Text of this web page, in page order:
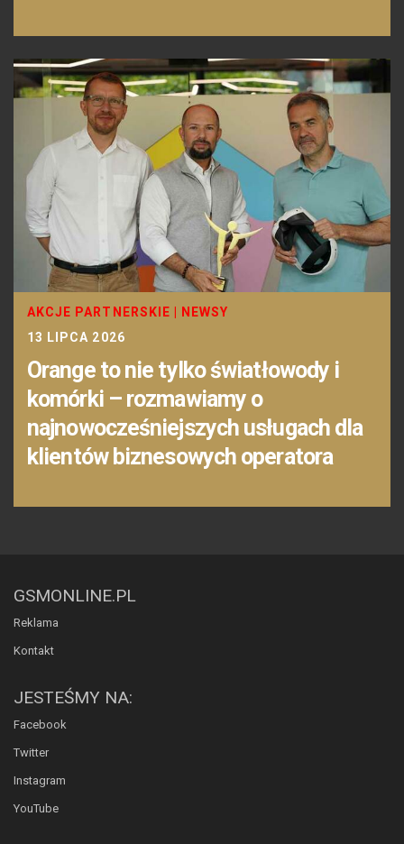
AKCJE PARTNERSKIE
NEWSY
13 LIPCA 2026
Orange to nie tylko światłowody i
komórki – rozmawiamy o
najnowocześniejszych usługach dla
klientów biznesowych operatora
GSMONLINE.PL
Reklama
Kontakt
JESTEŚMY NA:
Facebook
Twitter
Instagram
YouTube